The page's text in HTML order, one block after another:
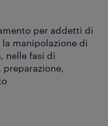
per addetti di
manipolazione di
nelle fasi di